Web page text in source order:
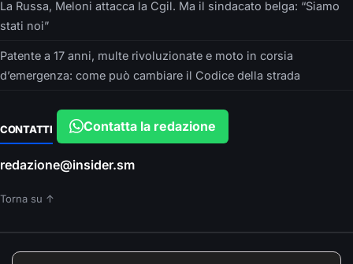
La Russa, Meloni attacca la Cgil. Ma il sindacato belga: “Siamo
stati noi”
Patente a 17 anni, multe rivoluzionate e moto in corsia
d’emergenza: come può cambiare il Codice della strada
CONTATTI Contatta la redazione
redazione@insider.sm
Torna su ↑